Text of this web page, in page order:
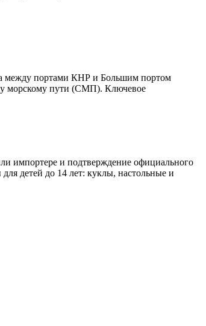
между портами КНР и Большим портом
морскому пути (СМП). Ключевое
импортере и подтверждение официального
детей до 14 лет: куклы, настольные и